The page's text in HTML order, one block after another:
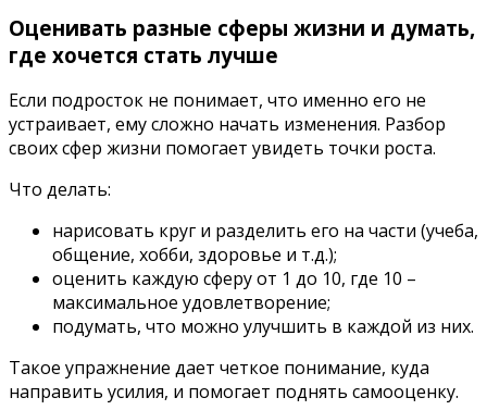
Оценивать разные сферы жизни и думать,
где хочется стать лучше
Если подросток не понимает, что именно его не
устраивает, ему сложно начать изменения. Разбор
своих сфер жизни помогает увидеть точки роста.
Что делать:
нарисовать круг и разделить его на части (учеба,
общение, хобби, здоровье и т.д.);
оценить каждую сферу от 1 до 10, где 10 –
максимальное удовлетворение;
подумать, что можно улучшить в каждой из них.
Такое упражнение дает четкое понимание, куда
направить усилия, и помогает поднять самооценку.